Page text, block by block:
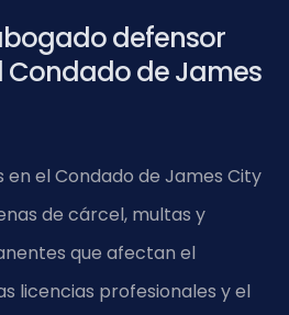
defensor
Condado de James
en el Condado de James City
de cárcel, multas y
que afectan el
licencias profesionales y el